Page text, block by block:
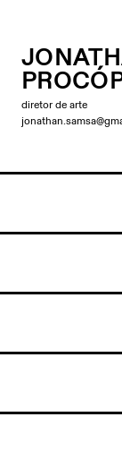
jona
diretor de arte